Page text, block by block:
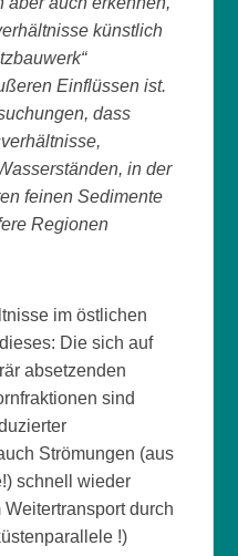
künstlich
Einflüssen ist.
dass
in der
feinen Sedimente
Regionen
im östlichen
Die sich auf
absetzenden
sind
Strömungen (aus
schnell wieder
durch
!)